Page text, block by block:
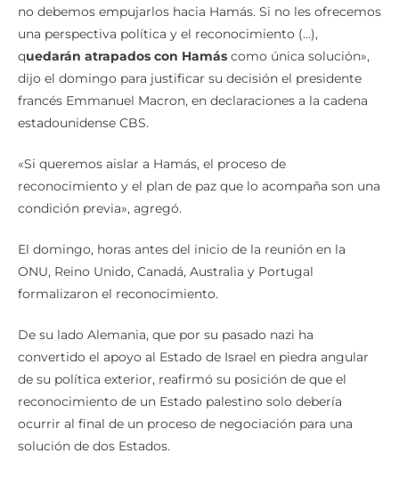
no debemos empujarlos hacia Hamás. Si no les ofrecemos
una perspectiva política y el reconocimiento (…),
quedarán atrapados con Hamás como única solución»,
dijo el domingo para justificar su decisión el presidente
francés Emmanuel Macron, en declaraciones a la cadena
estadounidense CBS.
«Si queremos aislar a Hamás, el proceso de
reconocimiento y el plan de paz que lo acompaña son una
condición previa», agregó.
El domingo, horas antes del inicio de la reunión en la
ONU, Reino Unido, Canadá, Australia y Portugal
formalizaron el reconocimiento.
De su lado Alemania, que por su pasado nazi ha
convertido el apoyo al Estado de Israel en piedra angular
de su política exterior, reafirmó su posición de que el
reconocimiento de un Estado palestino solo debería
ocurrir al final de un proceso de negociación para una
solución de dos Estados.